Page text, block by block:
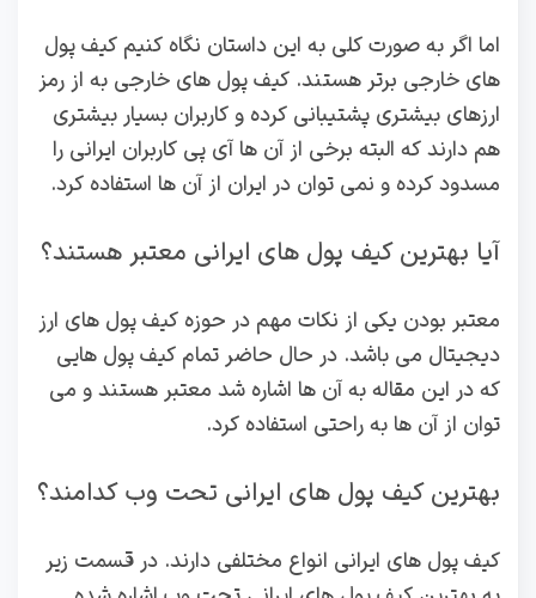
اما اگر به صورت کلی به این داستان نگاه کنیم کیف پول
های خارجی برتر هستند. کیف پول های خارجی به از رمز
ارزهای بیشتری پشتیبانی کرده و کاربران بسیار بیشتری
هم دارند که البته برخی از آن ها آی پی کاربران ایرانی را
مسدود کرده و نمی توان در ایران از آن ها استفاده کرد.
آیا بهترین کیف پول های ایرانی معتبر هستند؟
معتبر بودن یکی از نکات مهم در حوزه کیف پول های ارز
دیجیتال می باشد. در حال حاضر تمام کیف پول هایی
که در این مقاله به آن ها اشاره شد معتبر هستند و می
توان از آن ها به راحتی استفاده کرد.
بهترین کیف پول های ایرانی تحت وب کدامند؟
کیف پول های ایرانی انواع مختلفی دارند. در قسمت زیر